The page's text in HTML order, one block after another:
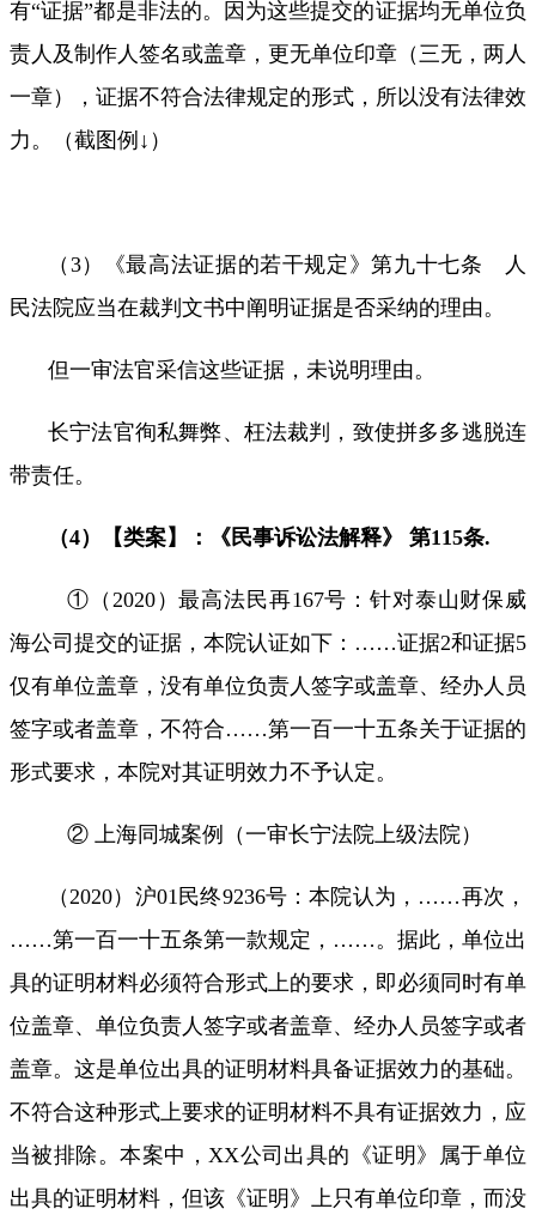
有“证据”都是非法的。因为这些提交的证据均无单位负
责人及制作人签名或盖章，更无单位印章（三无，两人
一章），证据不符合法律规定的形式，所以没有法律效
力。（截图例 ↓ ）
（ 3）《最高法证据的若干规定》第九十七条 人
民法院应当在裁判文书中阐明证据是否采纳的理由。
但一审法官采信这些证据，未说明理由。
长宁法官徇私舞弊、枉法裁判，致使拼多多逃脱连
带责任。
（4）【类案】：《民事诉讼法解释》 第115条.
①（ 2020）最高法民再167号：针对泰山财保威
海公司提交的证据，本院认证如下： ……证据2和证据5
仅有单位盖章，没有单位负责人签字或盖章、经办人员
签字或者盖章，不符合……第一百一十五条关于证据的
形式要求，本院对其证明效力不予认定。
② 上海同城案例（一审长宁法院上级法院）
（ 2020）沪01 民终9236号：本院认为， ……再次，
……第一百一十五条第一款规定， …… 。据此，单位出
具的证明材料必须符合形式上的要求，即必须同时有单
位盖章、单位负责人签字或者盖章、经办人员签字或者
盖章。这是单位出具的证明材料具备证据效力的基础。
不符合这种形式上要求的证明材料不具有证据效力，应
当被排除。本案中， XX公司出具的《证明》属于单位
出具的证明材料，但该《证明》上只有单位印章，而没